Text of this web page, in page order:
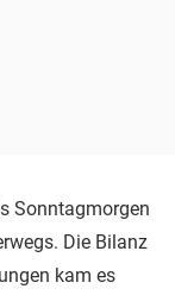
Sonntagmorgen
Die Bilanz
kam es